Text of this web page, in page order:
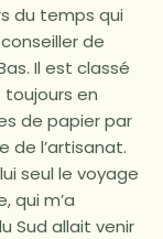
du temps qui
de
Il est classé
toujours en
de papier par
de l’artisanat.
seul le voyage
qui m’a
Sud allait venir